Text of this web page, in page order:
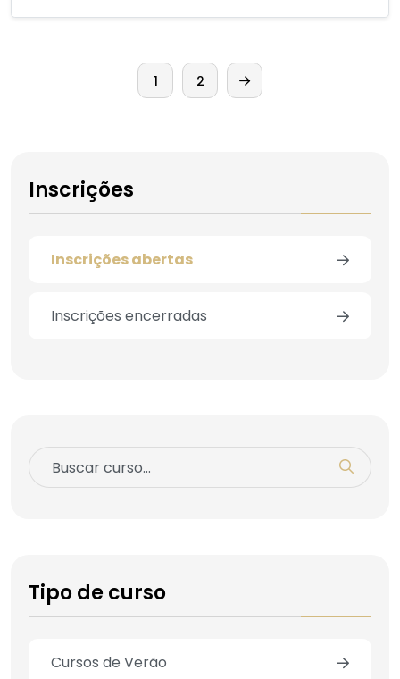
1 2
Inscrições
Inscrições abertas
Inscrições encerradas
Tipo de curso
Cursos de Verão